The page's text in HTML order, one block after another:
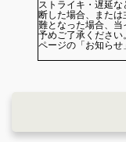
ストライキ・遅延
断した場合、また
難となった場合、
予めご了承くださ
ページの「お知らせ